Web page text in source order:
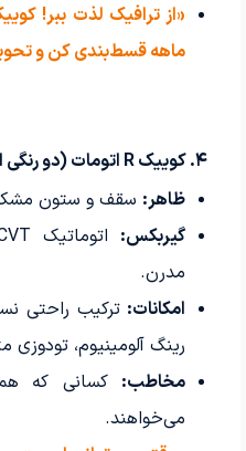
ماهه قسط‌بندی کن و
۴. کوییک R اتومات (دو رنگی اسپرت اتوماتیک)
ظاهر: سقف و ستون
گیربکس:
مدرن.
امکانات: ترکیب راحتی
رینگ آلومینیوم، تودوزی
مخاطب: کسانی که
می‌خواهند.